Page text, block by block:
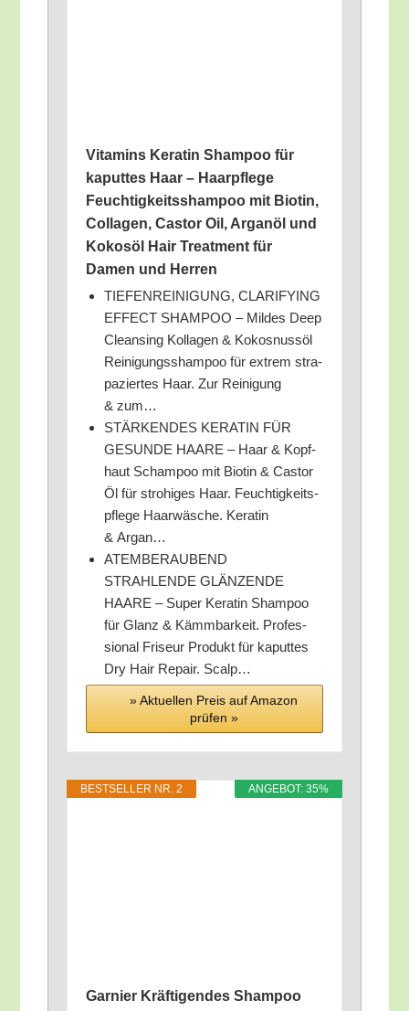
Vit­amins Kera­tin Sham­poo für
kaput­tes Haar – Haar­pfle­ge
Feuch­tig­keits­sham­poo mit Bio­tin,
Col­la­gen, Cas­tor Oil, Argan­öl und
Kokos­öl Hair Tre­at­ment für
Damen und Herren
TIEFENREINIGUNG, CLARIFYING
EFFECT SHAMPOO – Mil­des Deep
Cle­an­sing Kol­la­gen & Kokos­nuss­öl
Rei­ni­gungs­sham­poo für extrem stra­
pa­zier­tes Haar. Zur Rei­ni­gung
& zum…
STÄRKENDES KERATIN FÜR
GESUNDE HAARE – Haar & Kopf­
haut Scham­poo mit Bio­tin & Cas­tor
Öl für stro­hi­ges Haar. Feuch­tig­keits­
pfle­ge Haar­wä­sche. Kera­tin
& Argan…
ATEMBERAUBEND
STRAHLENDE GLÄNZENDE
HAARE – Super Kera­tin Sham­poo
für Glanz & Kämm­bar­keit. Pro­fes­
sio­nal Fri­seur Pro­dukt für kaput­tes
Dry Hair Repair. Scalp…
» Aktu­el­len Preis auf Ama­zon
prü­fen »
ANGE­BOT: 35%
BEST­SEL­LER NR. 2
Gar­nier Kräf­ti­gen­des Sham­poo